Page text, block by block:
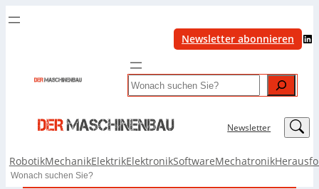
Newsletter abonnieren LinkedIn
Search
Newsletter LinkedIn
RobotikMechanikElektrikElektronikSoftwareMechatronik
Search